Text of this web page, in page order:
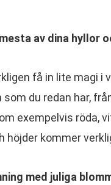
av dina hyllor
få in lite magi
du redan har,
exempelvis röda,
höjder kommer
med juliga